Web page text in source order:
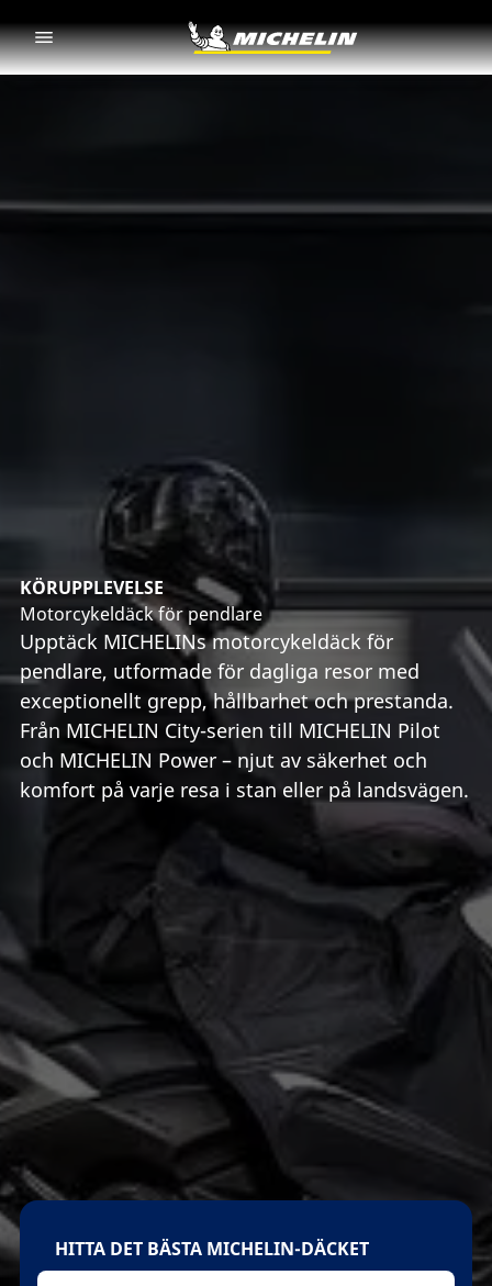
KÖRUPPLEVELSE
Motorcykeldäck för pendlare
Upptäck MICHELINs motorcykeldäck för
pendlare, utformade för dagliga resor med
exceptionellt grepp, hållbarhet och prestanda.
Från MICHELIN City-serien till MICHELIN Pilot
och MICHELIN Power – njut av säkerhet och
komfort på varje resa i stan eller på landsvägen.
HITTA DET BÄSTA MICHELIN-DÄCKET